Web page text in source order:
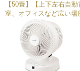
【50畳】【上下左右自
室、オフィスなど広い場